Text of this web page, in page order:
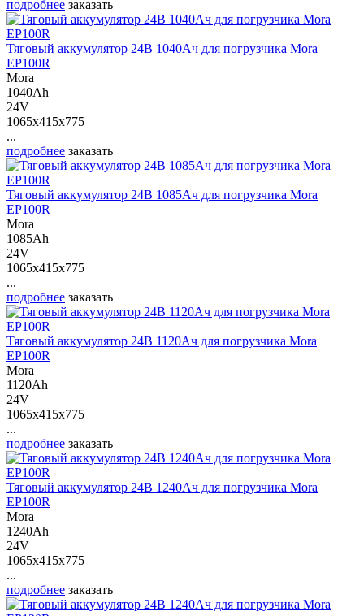
подробнее заказать
Тяговый аккумулятор 24В 1040Ач для погрузчика Mora
EP100R
Mora
1040Ah
24V
1065x415x775
...
подробнее заказать
Тяговый аккумулятор 24В 1085Ач для погрузчика Mora
EP100R
Mora
1085Ah
24V
1065x415x775
...
подробнее заказать
Тяговый аккумулятор 24В 1120Ач для погрузчика Mora
EP100R
Mora
1120Ah
24V
1065x415x775
...
подробнее заказать
Тяговый аккумулятор 24В 1240Ач для погрузчика Mora
EP100R
Mora
1240Ah
24V
1065x415x775
...
подробнее заказать